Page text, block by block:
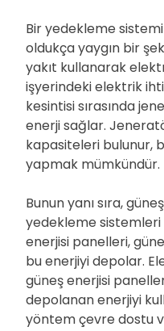
Bir yedekleme
oldukça yaygın bir
yakıt kullanarak
işyerindeki elektrik
kesintisi sırasında
enerji sağlar.
kapasiteleri bulunur,
yapmak mümkündür.
Bunun yanı sıra,
yedekleme sistemleri
enerjisi panelleri,
bu enerjiyi depolar.
güneş enerjisi
depolanan enerjiyi
yöntem çevre dostu